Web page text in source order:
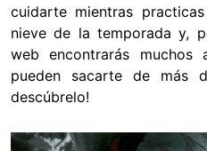
cuidarte mientras
nieve de la temporada y,
web encontrarás muchos
pueden sacarte de más
descúbrelo!